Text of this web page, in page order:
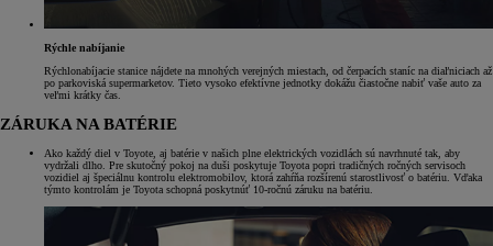
Rýchle nabíjanie
Rýchlonabíjacie stanice nájdete na mnohých verejných miestach, od čerpacích staníc na diaľniciach až
po parkoviská supermarketov. Tieto vysoko efektívne jednotky dokážu čiastočne nabiť vaše auto za
veľmi krátky čas.
ZÁRUKA NA BATÉRIE
Ako každý diel v Toyote, aj batérie v našich plne elektrických vozidlách sú navrhnuté tak, aby
vydržali dlho. Pre skutočný pokoj na duši poskytuje Toyota popri tradičných ročných servisoch
vozidiel aj špeciálnu kontrolu elektromobilov, ktorá zahŕňa rozšírenú starostlivosť o batériu. Vďaka
týmto kontrolám je Toyota schopná poskytnúť 10-ročnú záruku na batériu.